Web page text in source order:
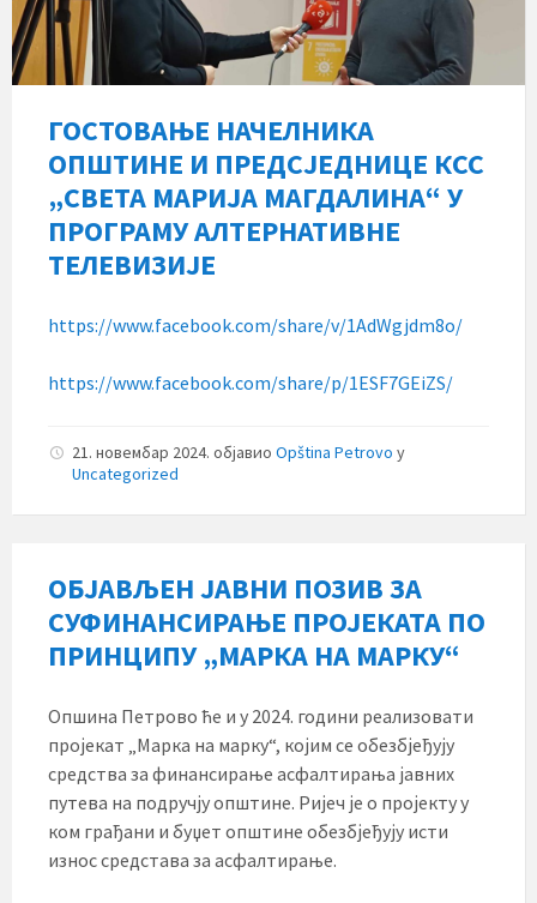
ГОСТОВАЊЕ НАЧЕЛНИКА
ОПШТИНЕ И ПРЕДСЈЕДНИЦЕ КСС
„СВЕТА МАРИЈА МАГДАЛИНА“ У
ПРОГРАМУ АЛТЕРНАТИВНЕ
ТЕЛЕВИЗИЈЕ
https://www.facebook.com/share/v/1AdWgjdm8o/
https://www.facebook.com/share/p/1ESF7GEiZS/
21. новембар 2024. објавио Opština Petrovo у
Uncategorized
ОБЈАВЉЕН ЈАВНИ ПОЗИВ ЗА
СУФИНАНСИРАЊЕ ПРОЈЕКАТА ПО
ПРИНЦИПУ „МАРКА НА МАРКУ“
Опшина Петрово ће и у 2024. години реализовати
пројекат „Марка на марку“, којим се обезбјеђују
средства за финансирање асфалтирања јавних
путева на подручју општине. Ријеч је о пројекту у
ком грађани и буџет општине обезбјеђују исти
износ средстава за асфалтирање.